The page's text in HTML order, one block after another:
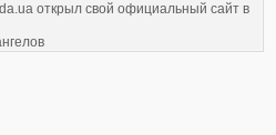
открыл свой официальный сайт в